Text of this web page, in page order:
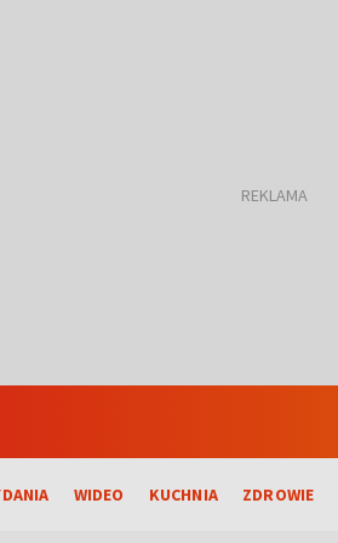
WIDEO KUCHNIA ZDROWIE